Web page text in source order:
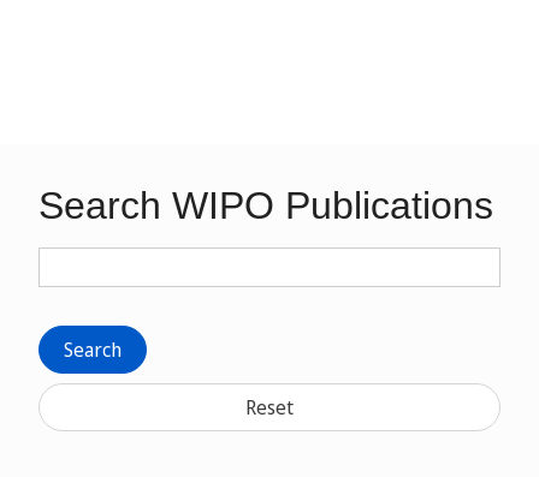
Search WIPO Publications
Search
Reset